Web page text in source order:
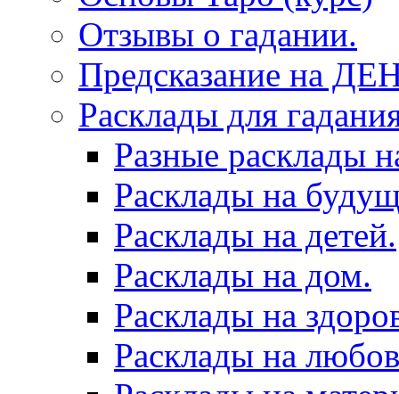
Отзывы о гадании.
Предсказание на
Расклады для
Разные расклады
Расклады на
Расклады на детей.
Расклады на дом.
Расклады на
Расклады на